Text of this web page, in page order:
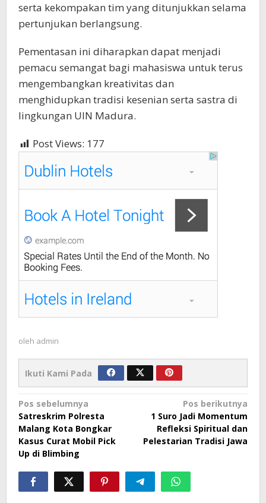
serta kekompakan tim yang ditunjukkan selama
pertunjukan berlangsung.
Pementasan ini diharapkan dapat menjadi
pemacu semangat bagi mahasiswa untuk terus
mengembangkan kreativitas dan
menghidupkan tradisi kesenian serta sastra di
lingkungan UIN Madura.
Post Views: 177
oleh admin
Ikuti Kami Pada
Navigasi
pos
Pos sebelumnya
Satreskrim Polresta
Malang Kota Bongkar
Kasus Curat Mobil Pick
Up di Blimbing
Pos berikutnya
1 Suro Jadi Momentum
Refleksi Spiritual dan
Pelestarian Tradisi Jawa